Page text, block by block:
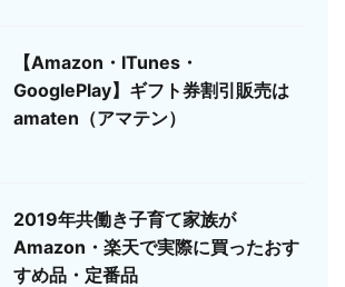
【Amazon・ITunes・
GooglePlay】ギフト券割引販売は
amaten（アマテン）
2019年共働き子育て家族が
Amazon・楽天で実際に買ったおす
すめ品・定番品